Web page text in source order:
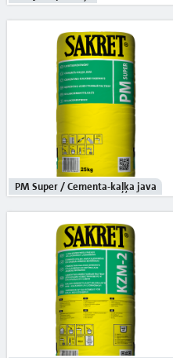
PM Super / Cementa-kaļķa java